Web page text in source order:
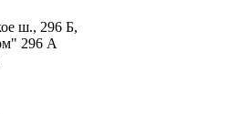
ш., 296 Б,
296 А